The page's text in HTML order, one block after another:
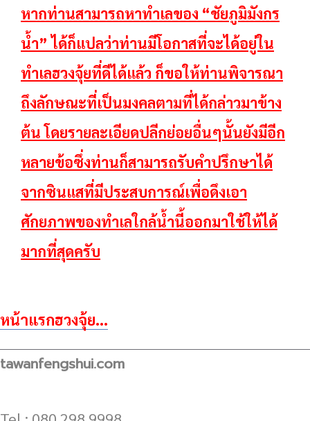
หากท่านสามารถหาทำเลของ “ชัยภูมิมังกร
น้ำ” ได้ก็แปลว่าท่านมีโอกาสที่จะได้อยู่ใน
ทำเลฮวงจุ้ยที่ดีได้แล้ว ก็ขอให้ท่านพิจารณา
ถึงลักษณะที่เป็นมงคลตามที่ได้กล่าวมาข้าง
ต้น โดยรายละเอียดปลีกย่อยอื่นๆนั้นยังมีอีก
หลายข้อซึ่งท่านก็สามารถรับคำปรึกษาได้
จากซินแสที่มีประสบการณ์เพื่อดึงเอา
ศักยภาพของทำเลใกล้น้ำนี้ออกมาใช้ให้ได้
มากที่สุดครับ
หน้าแรกฮวงจุ้ย...
tawanfengshui.com